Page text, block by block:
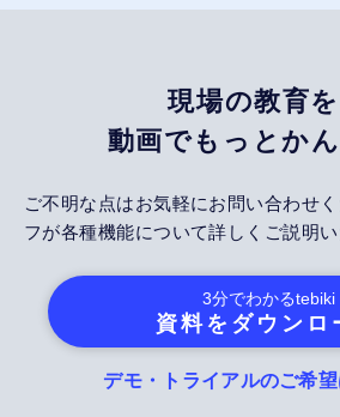
現場の教育を
動画でもっとか
ご不明な点はお気軽にお問い合わせ
フが各種機能について詳しくご説明い
3分でわかるtebiki
資料をダウンロ
デモ・トライアルのご希望